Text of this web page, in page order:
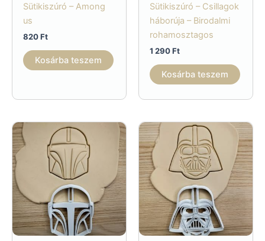
Sütikiszúró – Among
us
820Ft
Kosárba teszem
Sütikiszúró – Csillagok
háborúja – Birodalmi
rohamosztagos
1 290Ft
Kosárba teszem